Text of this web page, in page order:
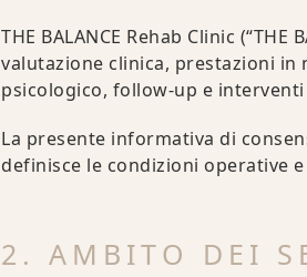
THE BALANCE Rehab Clinic
valutazione clinica, prestazioni
psicologico, follow-up e
La presente informativa di
definisce le condizioni operative
2. AMBITO DEI